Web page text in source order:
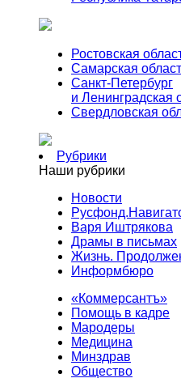
Ростовская
Самарская
Санкт-Петербург
и Ленинградская
Свердловская
Рубрики
Наши рубрики
Новости
Варя Иштрякова
Драмы в письмах
Жизнь.
Информбюро
«Коммерсантъ»
Помощь в кадре
Мародеры
Медицина
Минздрав
Общество